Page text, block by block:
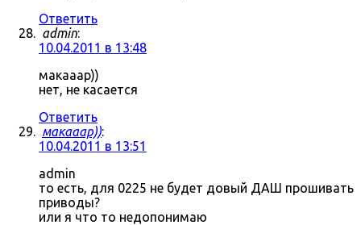
Ответить
admin:
10.04.2011 в 13:48
макааар))
нет, не касается
Ответить
макааар)):
10.04.2011 в 13:51
admin
то есть, для 0225 не будет довый ДАШ прошивать
приводы?
или я что то недопонимаю